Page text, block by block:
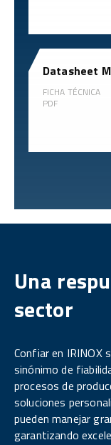
Datasheet
FICHA TÉCNICA
PDF
Una
sector
Confiar en IRINOX
sinónimo de
procesos de
soluciones
pueden manejar
garantizando